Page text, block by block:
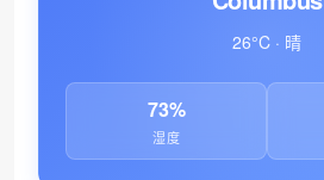
26°C · 晴
73%
湿度